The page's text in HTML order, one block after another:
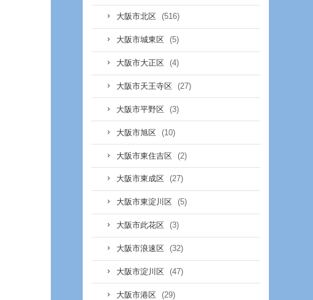
大阪市北区 (516)
大阪市城東区 (5)
大阪市大正区 (4)
大阪市天王寺区 (27)
大阪市平野区 (3)
大阪市旭区 (10)
大阪市東住吉区 (2)
大阪市東成区 (27)
大阪市東淀川区 (5)
大阪市此花区 (3)
大阪市浪速区 (32)
大阪市淀川区 (47)
大阪市港区 (29)